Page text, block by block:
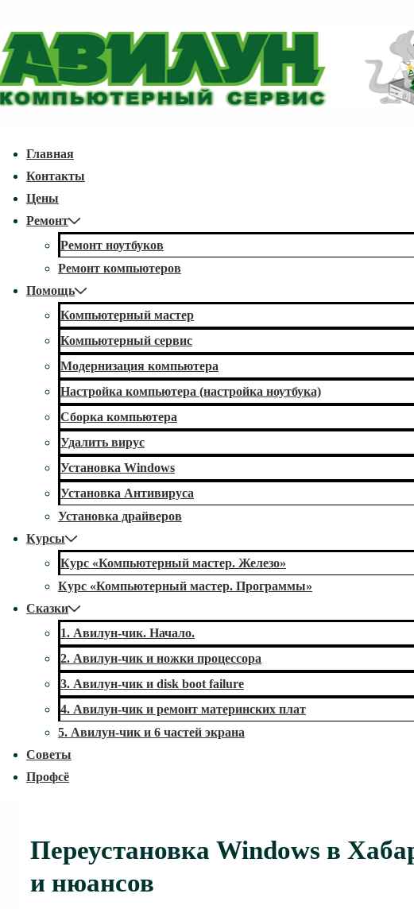
Перейти
к
основному
содержимому
Главная
Контакты
Цены
Ремонт
Ремонт ноутбуков
Ремонт компьютеров
Помощь
Компьютерный мастер
Компьютерный сервис
Модернизация компьютера
Настройка компьютера (настройка ноутбука)
Сборка компьютера
Удалить вирус
Установка Windows
Установка Антивируса
Установка драйверов
Курсы
Курс «Компьютерный мастер. Железо»
Курс «Компьютерный мастер. Программы»
Сказки
1. Авилун-чик. Начало.
2. Авилун-чик и ножки процессора
3. Авилун-чик и disk boot failure
4. Авилун-чик и ремонт материнских плат
5. Авилун-чик и 6 частей экрана
Советы
Профсё
Переустановка Windows в
и нюансов